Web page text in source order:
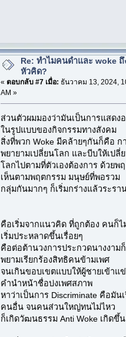
Re: ทำไมคนดำและ woke ถึ
หัวคิด?
« ตอบกลับ #7 เมื่อ: ธันวาคม 13, 2024,
AM »
ส่วนตัวผมมองว่ามันเป็นการแสด
ในรูปแบบของกิจกรรมทางสังคม
สิ่งที่พวก Woke มีคล้ายๆกันก็คือ ก
พยายามเปลี่ยนโลก และบีบให้เปลี่
โลกไปตามที่ตัวเองต้องการ ด้วยพ
เห็นตามพฤตกรรม มนุษย์ที่พอรวม
กลุ่มกันมากๆ ก็เริ่มกร่างแล้วระร
คือเริ่มจากแนวคิด ที่ถูกต้อง คนก็
เริ่มประหลาดขึ้นเรื่อยๆ
คือต่อต้านวงการประกวดนางงา
พยามเรียกร้องสิทธิคนข้ามเพศ
จนเกินขอบเขตแบบให้ผู้ชายเข้า
คำนำหน้าชื่อบ่งเพศสภาพ
หาว่าเป็นการ Discriminate คือมั
คนอื่น จนคนส่วนใหญ่ทนไม่ไหว
ก็เกิดวัฒนธรรม Anti Woke เกิดขึ้น